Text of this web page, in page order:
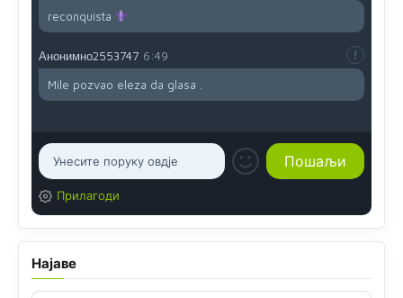
reconquista
Анонимно2553747 6:49
Mile pozvao eleza da glasa .
Прилагоди
Најаве